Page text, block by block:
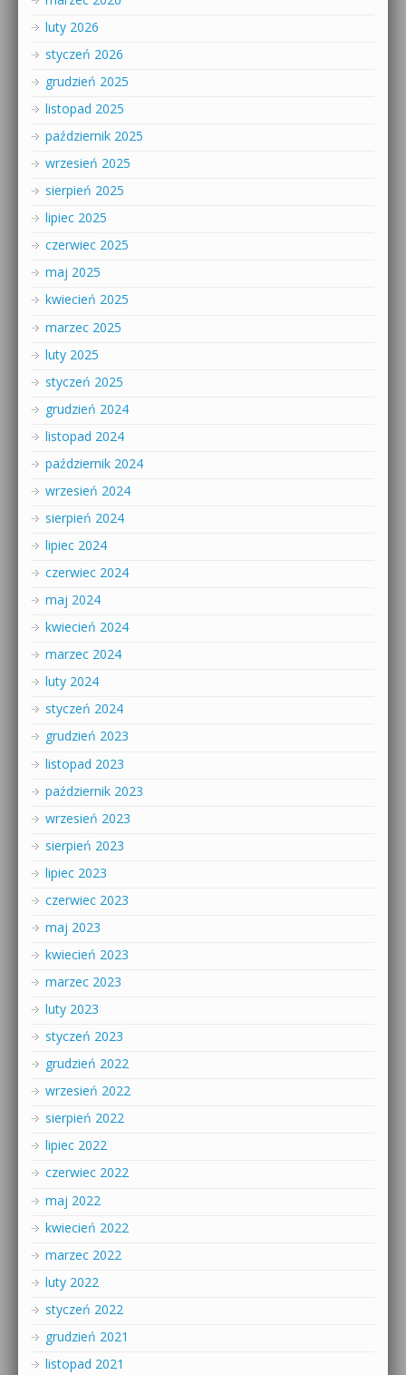
luty 2026
styczeń 2026
grudzień 2025
listopad 2025
październik 2025
wrzesień 2025
sierpień 2025
lipiec 2025
czerwiec 2025
maj 2025
kwiecień 2025
marzec 2025
luty 2025
styczeń 2025
grudzień 2024
listopad 2024
październik 2024
wrzesień 2024
sierpień 2024
lipiec 2024
czerwiec 2024
maj 2024
kwiecień 2024
marzec 2024
luty 2024
styczeń 2024
grudzień 2023
listopad 2023
październik 2023
wrzesień 2023
sierpień 2023
lipiec 2023
czerwiec 2023
maj 2023
kwiecień 2023
marzec 2023
luty 2023
styczeń 2023
grudzień 2022
wrzesień 2022
sierpień 2022
lipiec 2022
czerwiec 2022
maj 2022
kwiecień 2022
marzec 2022
luty 2022
styczeń 2022
grudzień 2021
listopad 2021